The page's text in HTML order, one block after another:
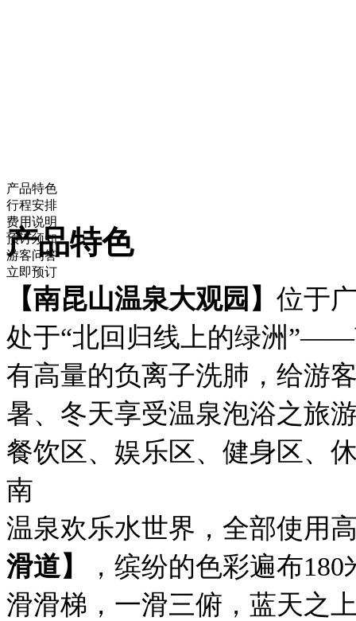
产品特色
行程安排
费用说明
预订须知
游客问答
立即预订
产品特色
【南昆山温泉大观园】 位于
处于“北回归线上的绿洲
有高量的负离子洗肺，给游
暑、冬天享受温泉泡浴之旅
餐饮区、娱乐区、健身区、
南
温泉欢乐水世界，全部使用
滑道】
，缤纷的色彩遍布
滑滑梯，一滑三俯，蓝天之